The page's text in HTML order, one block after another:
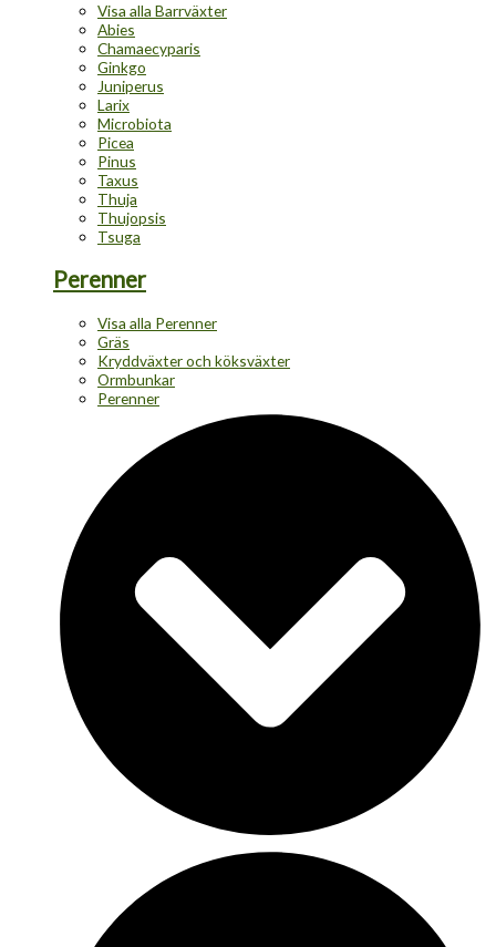
Visa alla Barrväxter
Abies
Chamaecyparis
Ginkgo
Juniperus
Larix
Microbiota
Picea
Pinus
Taxus
Thuja
Thujopsis
Tsuga
Perenner
Visa alla Perenner
Gräs
Kryddväxter och köksväxter
Ormbunkar
Perenner